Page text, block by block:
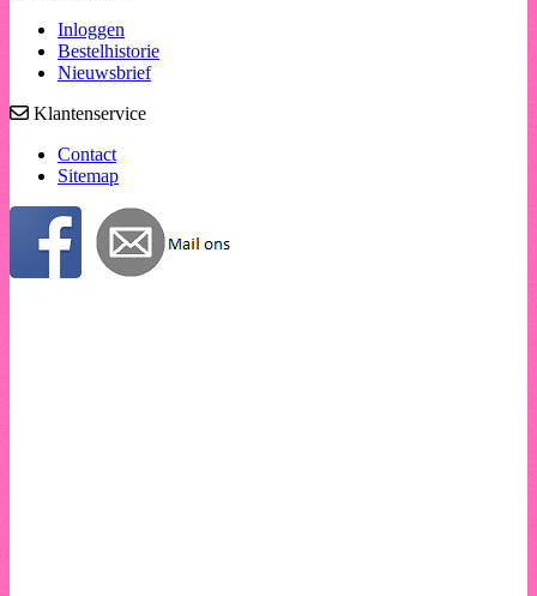
Inloggen
Bestelhistorie
Nieuwsbrief
Klantenservice
Contact
Sitemap